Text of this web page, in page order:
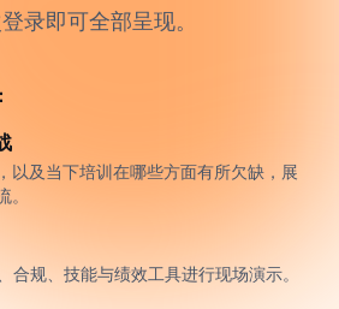
录即可全部呈现。
以及当下培训在哪些方面有所欠缺，展
。
合规、技能与绩效工具进行现场演示。